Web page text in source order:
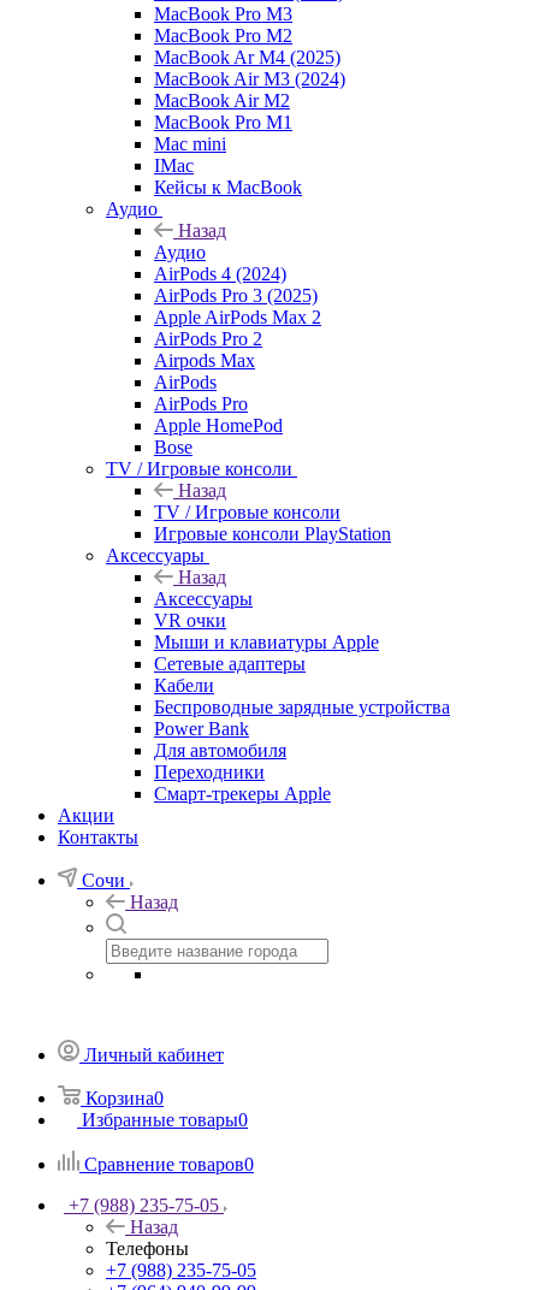
MacBook Pro M3
MacBook Pro M2
MacBook Ar M4 (2025)
MacBook Air M3 (2024)
MacBook Air M2
MacBook Pro M1
Mac mini
IMac
Кейсы к MacBook
Аудио
Назад
Аудио
AirPods 4 (2024)
AirPods Pro 3 (2025)
Apple AirPods Max 2
AirPods Pro 2
Airpods Max
AirPods
AirPods Pro
Apple HomePod
Bose
TV / Игровые консоли
Назад
TV / Игровые консоли
Игровые консоли PlayStation
Аксессуары
Назад
Аксессуары
VR очки
Мыши и клавиатуры Apple
Сетевые адаптеры
Кабели
Беспроводные зарядные устройства
Power Bank
Для автомобиля
Переходники
Смарт-трекеры Apple
Акции
Контакты
Сочи
Назад
Личный кабинет
Корзина0
Избранные товары0
Сравнение товаров0
+7 (988) 235-75-05
Назад
Телефоны
+7 (988) 235-75-05